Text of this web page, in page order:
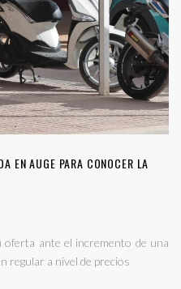
EN AUGE PARA CONOCER LA
oferta ante el incremento de una
regular a nivel de precios